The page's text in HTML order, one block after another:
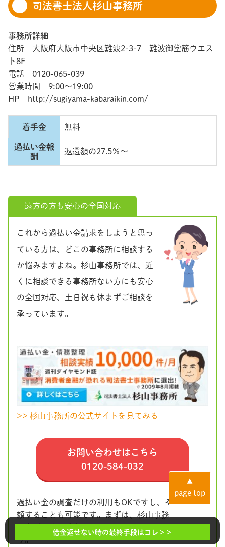
司法書士法人杉山事務所
事務所詳細
住所 大阪府大阪市中央区難波2-3-7 難波御堂筋ウエス
ト8F
電話 0120-065-039
営業時間 9:00～19:00
HP http://sugiyama-kabaraikin.com/
着手金 無料
過払い金報
酬
返還額の27.5％～
遠方の方も安心の全国対応
これから過払い金請求をしようと思っ
ている方は、どこの事務所に相談する
か悩みますよね。杉山事務所では、近
くに相談できる事務所ない方にも安心
の全国対応、土日祝も休まずご相談を
承っています。
>> 杉山事務所の公式サイトを見てみる
お問い合わせはこちら
0120-584-032
過払い金の調査だけの利用もOKですし、そのまま依
頼することも可能です。まずは、杉山事務所で過払
い金がいくら発生しているかチェックしてみましょ
う。
▲
page top
借金返せない時の最終手段はコレ＞＞